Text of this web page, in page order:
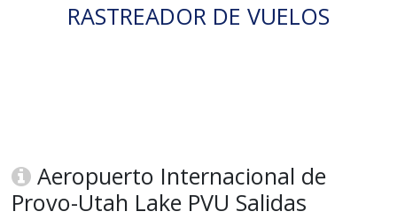
RASTREADOR DE VUELOS
Aeropuerto Internacional de
Provo-Utah Lake PVU Salidas